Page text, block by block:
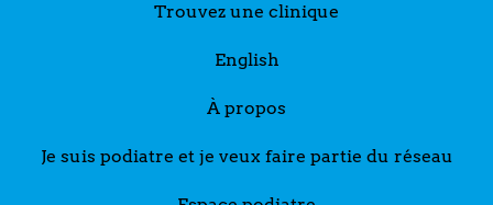
Trouvez une clinique
English
À propos
Je suis podiatre et je veux faire partie du réseau